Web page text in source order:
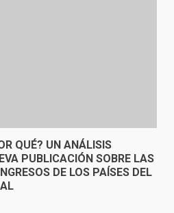
QUÉ? UN ANÁLISIS
PUBLICACIÓN SOBRE LAS
DE LOS PAÍSES DEL